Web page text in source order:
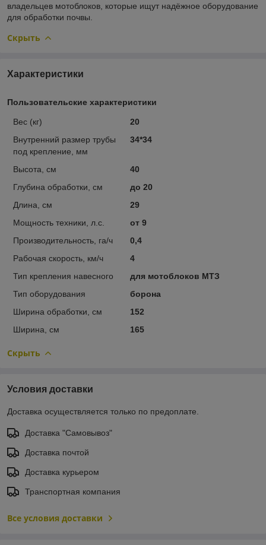
владельцев мотоблоков, которые ищут надёжное оборудование
для обработки почвы.
Скрыть
Характеристики
Пользовательские характеристики
Вес (кг)
20
Внутренний размер трубы
под крепление, мм
34*34
Высота, см
40
Глубина обработки, см
до 20
Длина, см
29
Мощность техники, л.с.
от 9
Производительность, га/ч
0,4
Рабочая скорость, км/ч
4
Тип крепления навесного
для мотоблоков МТЗ
Тип оборудования
борона
Ширина обработки, см
152
Ширина, см
165
Скрыть
Условия доставки
Доставка осуществляется только по предоплате.
Доставка "Самовывоз"
Доставка почтой
Доставка курьером
Транспортная компания
Все условия доставки